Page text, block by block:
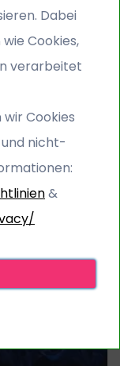
Dabei
Cookies,
verarbeitet
Cookies
nicht-
&
12mm